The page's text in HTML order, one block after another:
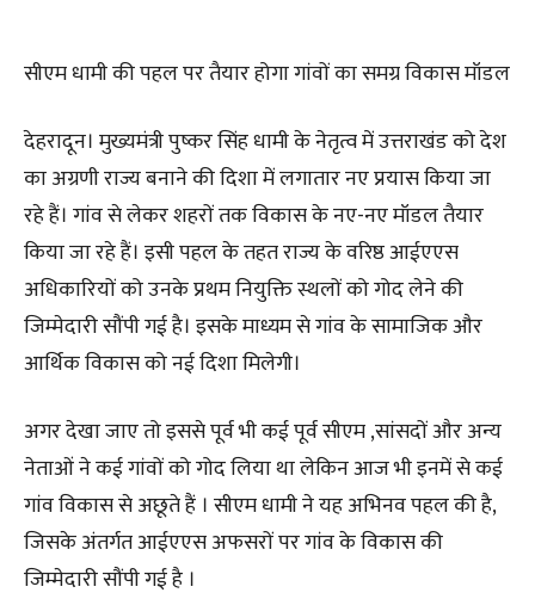
सीएम धामी की पहल पर तैयार होगा गांवों का समग्र विकास मॉडल
देहरादून। मुख्यमंत्री पुष्कर सिंह धामी के नेतृत्व में उत्तराखंड को देश
का अग्रणी राज्य बनाने की दिशा में लगातार नए प्रयास किया जा
रहे हैं। गांव से लेकर शहरों तक विकास के नए-नए मॉडल तैयार
किया जा रहे हैं। इसी पहल के तहत राज्य के वरिष्ठ आईएएस
अधिकारियों को उनके प्रथम नियुक्ति स्थलों को गोद लेने की
जिम्मेदारी सौंपी गई है। इसके माध्यम से गांव के सामाजिक और
आर्थिक विकास को नई दिशा मिलेगी।
अगर देखा जाए तो इससे पूर्व भी कई पूर्व सीएम ,सांसदों और अन्य
नेताओं ने कई गांवों को गोद लिया था लेकिन आज भी इनमें से कई
गांव विकास से अछूते हैं । सीएम धामी ने यह अभिनव पहल की है,
जिसके अंतर्गत आईएएस अफसरों पर गांव के विकास की
जिम्मेदारी सौंपी गई है ।